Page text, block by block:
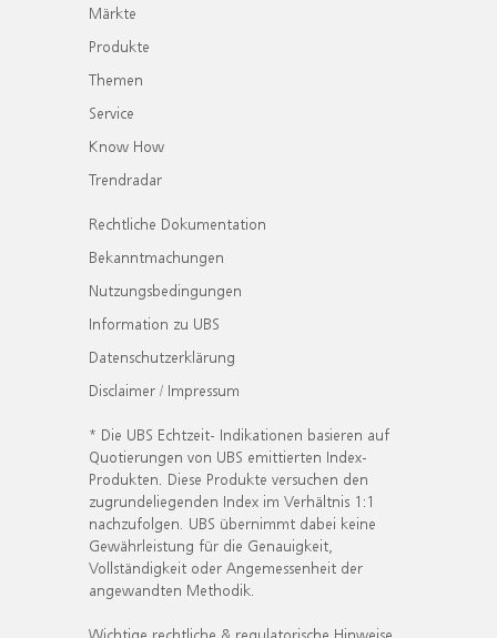
Märkte
Produkte
Themen
Service
Know How
Trendradar
Rechtliche Dokumentation
Bekanntmachungen
Nutzungsbedingungen
Information zu UBS
Datenschutzerklärung
Disclaimer / Impressum
* Die UBS Echtzeit- Indikationen basieren auf
Quotierungen von UBS emittierten Index-
Produkten. Diese Produkte versuchen den
zugrundeliegenden Index im Verhältnis 1:1
nachzufolgen. UBS übernimmt dabei keine
Gewährleistung für die Genauigkeit,
Vollständigkeit oder Angemessenheit der
angewandten Methodik.